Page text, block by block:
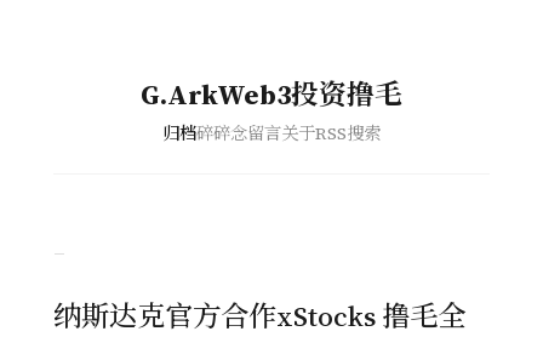
G.ArkWeb3投资撸毛
归档碎碎念留言关于RSS搜索
–
纳斯达克官方合作xStocks 撸毛全